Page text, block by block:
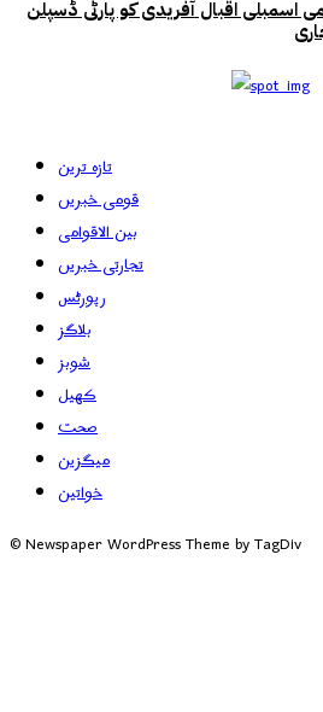
اسمبلی اقبال آفریدی کو پارٹی ڈسپلن
تازہ ترین
قومی خبریں
بین الاقوامی
تجارتی خبریں
رپورٹس
بلاگز
شوبز
کھیل
صحت
میگزین
خواتین
© Newspaper WordPress Theme by TagDiv